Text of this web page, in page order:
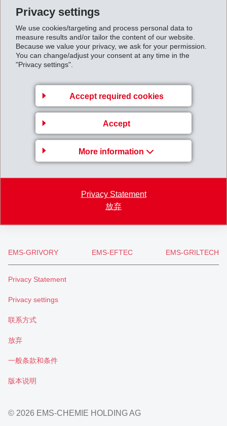
Privacy settings
We use cookies/targeting and process personal data to
measure results and/or tailor the content of our website.
Because we value your privacy, we ask for your permission.
You can change/adjust your consent at any time in the
"Privacy settings".
Accept required cookies
Accept
More information
Privacy Statement
放弃
Back to overview
EMS-CHEMIE AG
Via Innovativa 1
7013 Domat/Ems
Switzerland
+41 81 632 61 11
EMS-GRIVORY EMS-EFTEC EMS-GRILTECH
Privacy Statement
Privacy settings
联系方式
放弃
一般条款和条件
版本说明
© 2026 EMS-CHEMIE HOLDING AG